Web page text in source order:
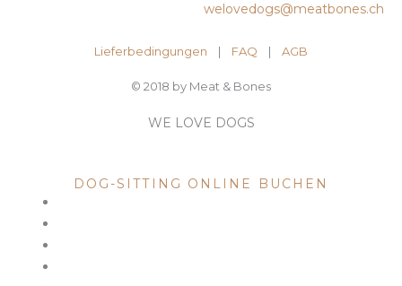
welovedogs@meatbones.ch
Lieferbedingungen | FAQ | ​ AGB
© 2018 by Meat & Bones
WE LOVE DOGS
DOG-SITTING ONLINE BUCHEN